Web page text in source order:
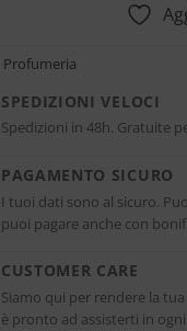
Profumeria
SPEDIZIONI VELOCI
Spedizioni in 48h. Gratuite
PAGAMENTO SICURO
I tuoi dati sono al sicuro.
puoi pagare anche con
CUSTOMER CARE
Siamo qui per rendere la
è pronto ad assisterti in